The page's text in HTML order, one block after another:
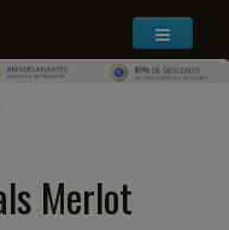
Merlot